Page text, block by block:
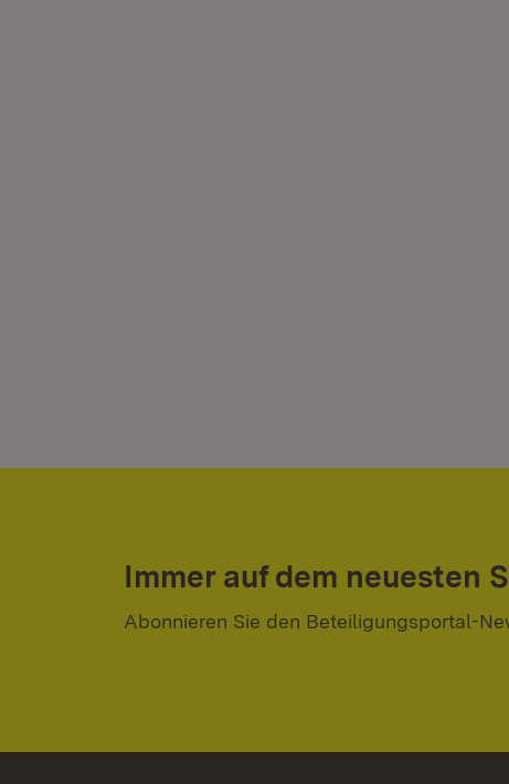
Immer auf dem neuesten
Abonnieren Sie den Beteiligungsportal-